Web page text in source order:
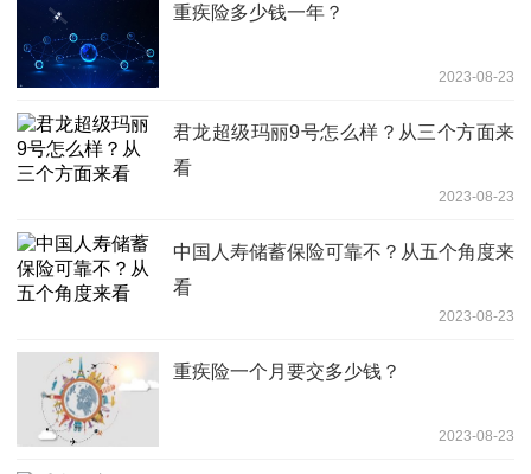
重疾险多少钱一年？
2023-08-23
君龙超级玛丽9号怎么样？从三个方面来
看
2023-08-23
中国人寿储蓄保险可靠不？从五个角度来
看
2023-08-23
重疾险一个月要交多少钱？
2023-08-23